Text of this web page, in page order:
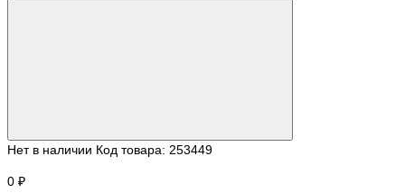
Нет в наличии Код товара: 253449
0 ₽